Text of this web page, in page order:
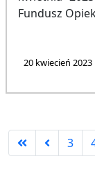
Fundusz
20 kwiecień 2023
3